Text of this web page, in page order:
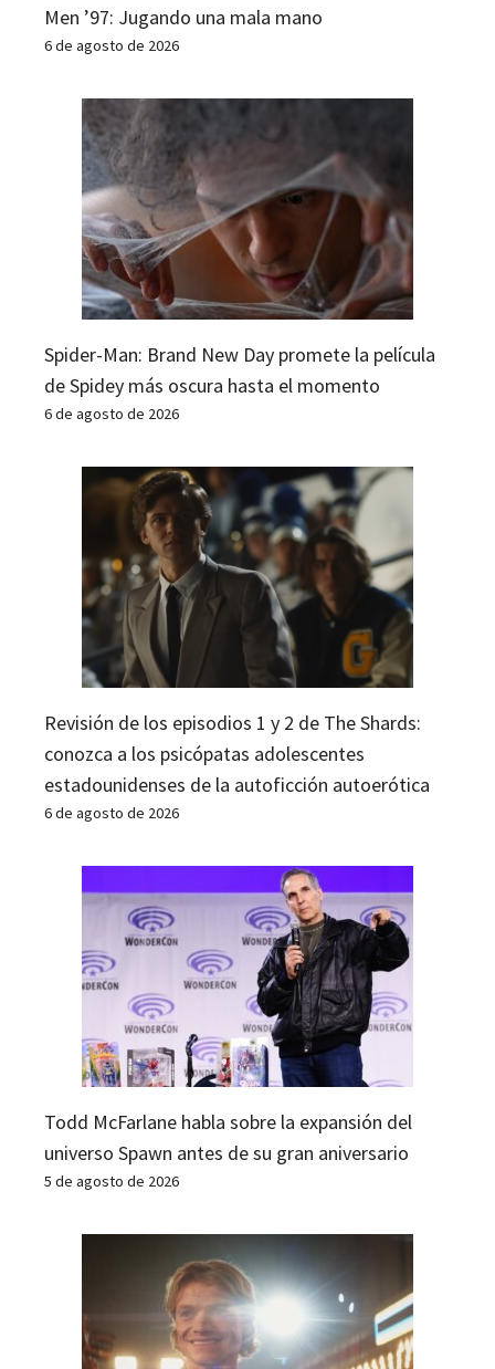
Men ’97: Jugando una mala mano
6 de agosto de 2026
Spider-Man: Brand New Day promete la película
de Spidey más oscura hasta el momento
6 de agosto de 2026
Revisión de los episodios 1 y 2 de The Shards:
conozca a los psicópatas adolescentes
estadounidenses de la autoficción autoerótica
6 de agosto de 2026
Todd McFarlane habla sobre la expansión del
universo Spawn antes de su gran aniversario
5 de agosto de 2026